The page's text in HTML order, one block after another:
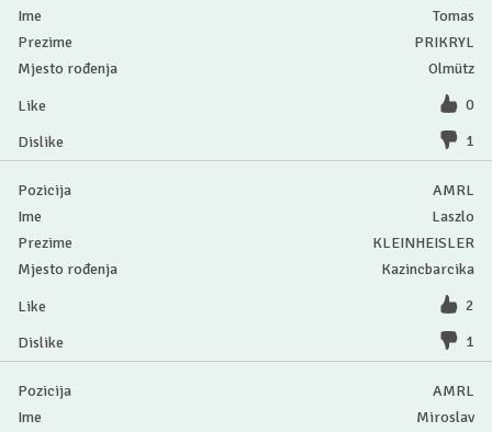
Tomas
PRIKRYL
Olmütz
0
1
AMRL
Laszlo
KLEINHEISLER
Kazincbarcika
2
1
AMRL
Miroslav